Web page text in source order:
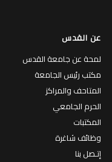
عن القدس
لمحة عن جامعة القدس
مكتب رئيس الجامعة
المتاحف والمراكز
الحرم الجامعي
المكتبات
وظائف شاغرة
إتـصل بنا